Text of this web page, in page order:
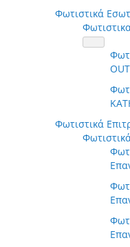
Φωτιστικά
Φωτιστικά